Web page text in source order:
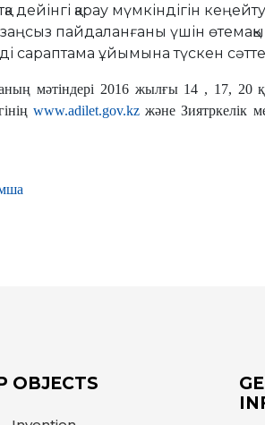
дейінгі қарау мүмкіндігін
заңсыз пайдаланғаны үшін өтемақы
сараптама ұйымына түскен
мәтіндері 2016 жылғы 14 , 17, 20
www.adilet.gov.kz және Зиятркелік
OBJECTS